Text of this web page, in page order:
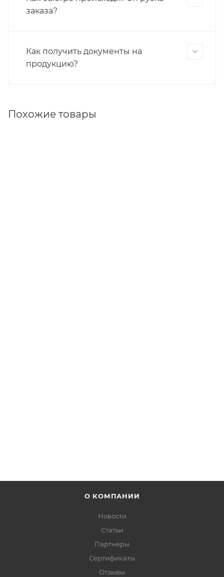
заказа?
Как получить документы на
продукцию?
Похожие товары
О КОМПАНИИ
Новости
Статьи
Партнеры
Сертификаты
Отзывы